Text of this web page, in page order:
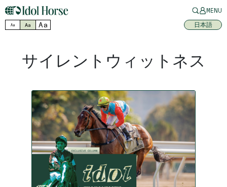
MENU
Aa Aa Aa 日本語
サイレントウィットネス